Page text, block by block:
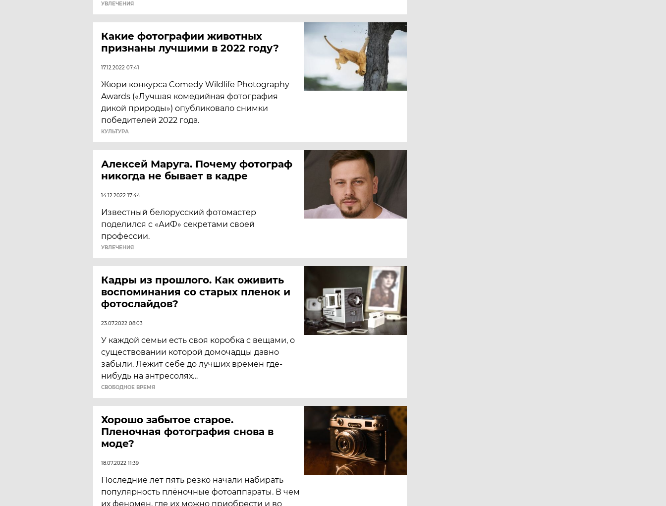
УВЛЕЧЕНИЯ
Какие фотографии животных
признаны лучшими в 2022 году?
17.12.2022 07:41
Жюри конкурса Comedy Wildlife Photography
Awards («Лучшая комедийная фотография
дикой природы») опубликовало снимки
победителей 2022 года.
КУЛЬТУРА
Алексей Маруга. Почему фотограф
никогда не бывает в кадре
14.12.2022 17:44
Известный белорусский фотомастер
поделился с «АиФ» секретами своей
профессии.
УВЛЕЧЕНИЯ
Кадры из прошлого. Как оживить
воспоминания со старых пленок и
фотослайдов?
23.07.2022 08:03
У каждой семьи есть своя коробка с вещами, о
существовании которой домочадцы давно
забыли. Лежит себе до лучших времен где-
нибудь на антресолях…
CВОБОДНОЕ ВРЕМЯ
Хорошо забытое старое.
Пленочная фотография снова в
моде?
18.07.2022 11:39
Последние лет пять резко начали набирать
популярность плёночные фотоаппараты. В чем
их феномен, где их можно приобрести и во